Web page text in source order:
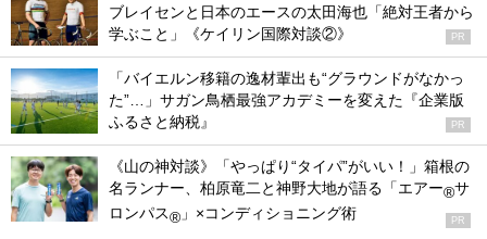
ブレイセンと日本のエースの太田海也「絶対王者から
学ぶこと」《ケイリン国際対談②》
PR
「バイエルン移籍の逸材輩出も“グラウンドがなかっ
た”…」サガン鳥栖最強アカデミーを変えた『企業版
ふるさと納税』
PR
《山の神対談》「やっぱり“タイパ”がいい！」箱根の
名ランナー、柏原竜二と神野大地が語る「エアー®サ
ロンパス® 」×コンディショニング術 PR